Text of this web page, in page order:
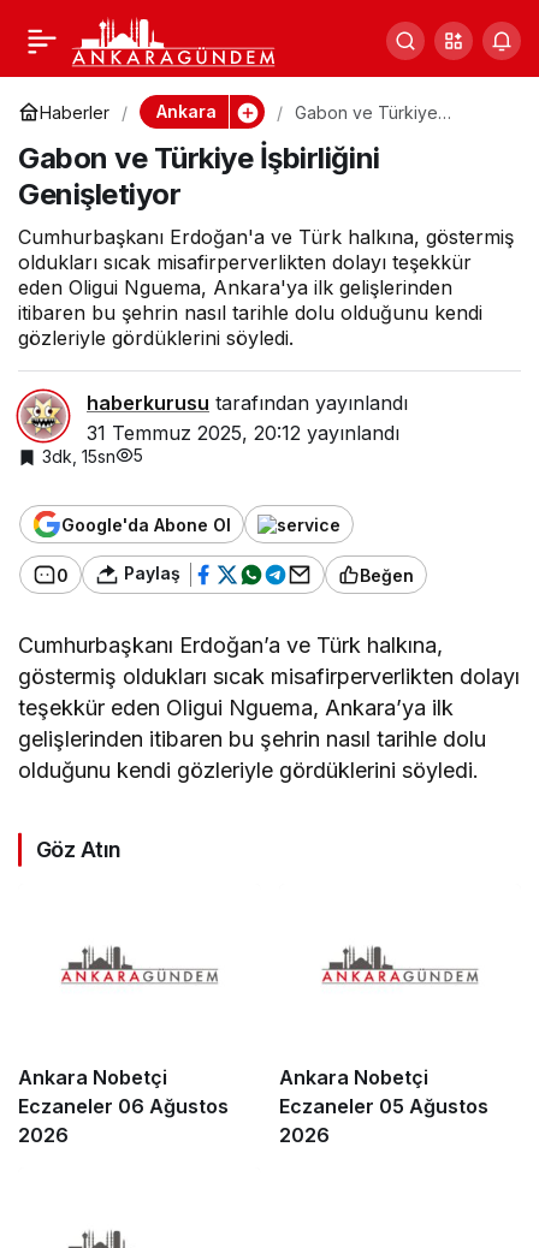
Haberler Ankara
Gabon ve Türkiye
Gabon ve Türkiye İşbirliğini
Genişletiyor
Cumhurbaşkanı Erdoğan'a ve Türk halkına, göstermiş
oldukları sıcak misafirperverlikten dolayı teşekkür
eden Oligui Nguema, Ankara'ya ilk gelişlerinden
itibaren bu şehrin nasıl tarihle dolu olduğunu kendi
gözleriyle gördüklerini söyledi.
haberkurusu tarafından yayınlandı
31 Temmuz 2025, 20:12 yayınlandı
3dk, 15sn 5
Google'da Abone Ol
0 Paylaş Beğen
Cumhurbaşkanı Erdoğan’a ve Türk halkına,
göstermiş oldukları sıcak misafirperverlikten dolayı
teşekkür eden Oligui Nguema, Ankara’ya ilk
gelişlerinden itibaren bu şehrin nasıl tarihle dolu
olduğunu kendi gözleriyle gördüklerini söyledi.
Göz Atın
Ankara Nobetçi
Eczaneler 06 Ağustos
2026
Ankara Nobetçi
Eczaneler 05 Ağustos
2026
Sultan 2. Abdülhamid
Han’ın namaz vakitlerini
gösteren saati 4 bin
dolara satışta
0 Paylaş